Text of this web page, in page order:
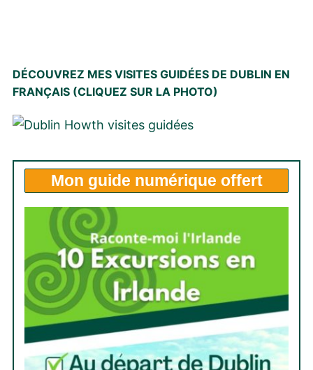
DÉCOUVREZ MES VISITES GUIDÉES DE DUBLIN EN
FRANÇAIS (CLIQUEZ SUR LA PHOTO)
Mon guide numérique offert